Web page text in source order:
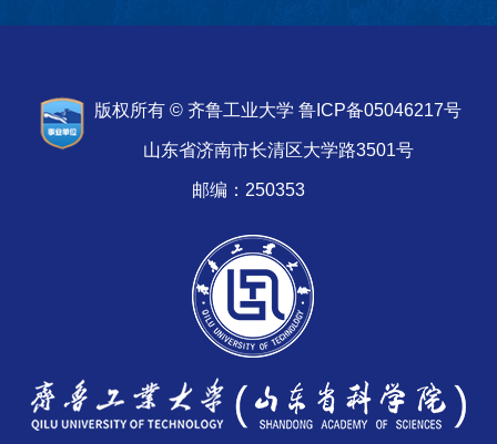
版权所有 © 齐鲁工业大学 鲁ICP备05046217号
山东省济南市长清区大学路3501号
邮编：250353